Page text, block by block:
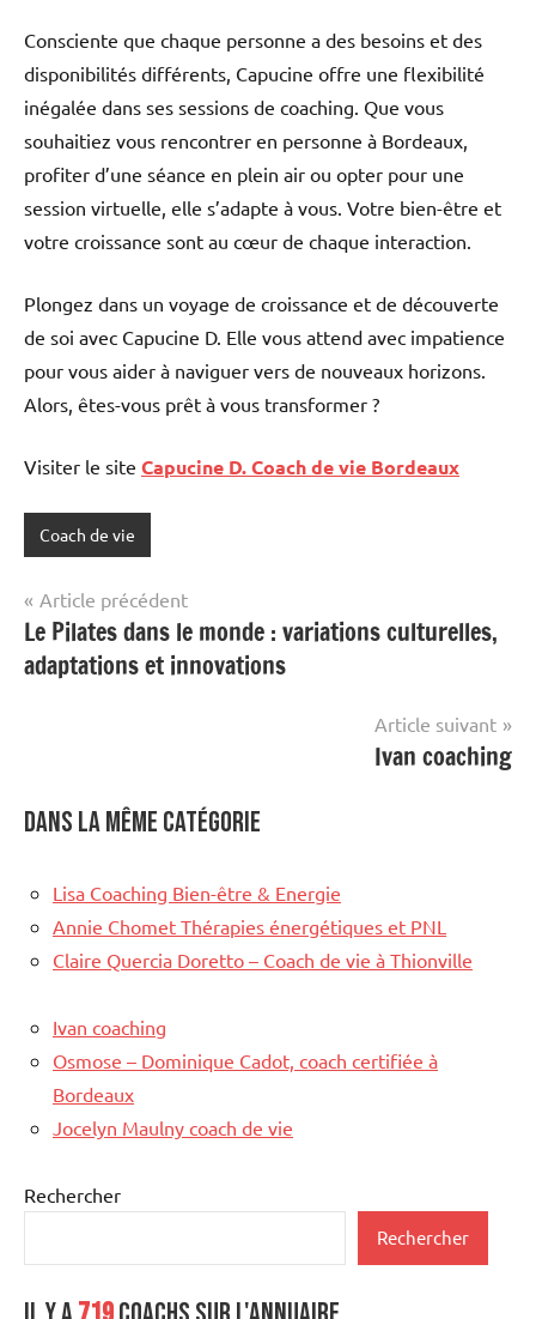
Consciente que chaque personne a des besoins et des
disponibilités différents, Capucine offre une flexibilité
inégalée dans ses sessions de coaching. Que vous
souhaitiez vous rencontrer en personne à Bordeaux,
profiter d’une séance en plein air ou opter pour une
session virtuelle, elle s’adapte à vous. Votre bien-être et
votre croissance sont au cœur de chaque interaction.
Plongez dans un voyage de croissance et de découverte
de soi avec Capucine D. Elle vous attend avec impatience
pour vous aider à naviguer vers de nouveaux horizons.
Alors, êtes-vous prêt à vous transformer ?
Visiter le site Capucine D. Coach de vie Bordeaux
Coach de vie
Navigation
de
l’article
Article précédent
Le Pilates dans le monde : variations culturelles,
adaptations et innovations
Article suivant
Ivan coaching
Dans la même catégorie
Lisa Coaching Bien-être & Energie
Annie Chomet Thérapies énergétiques et PNL
Claire Quercia Doretto – Coach de vie à Thionville
Ivan coaching
Osmose – Dominique Cadot, coach certifiée à
Bordeaux
Jocelyn Maulny coach de vie
Rechercher
Rechercher